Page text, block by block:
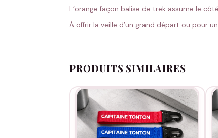
L’orange façon balise de trek assume le
À offrir la veille d’un grand départ ou pour
PRODUITS SIMILAIRES